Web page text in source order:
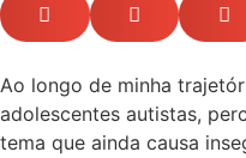
Ao longo de minha
adolescentes autistas,
tema que ainda causa